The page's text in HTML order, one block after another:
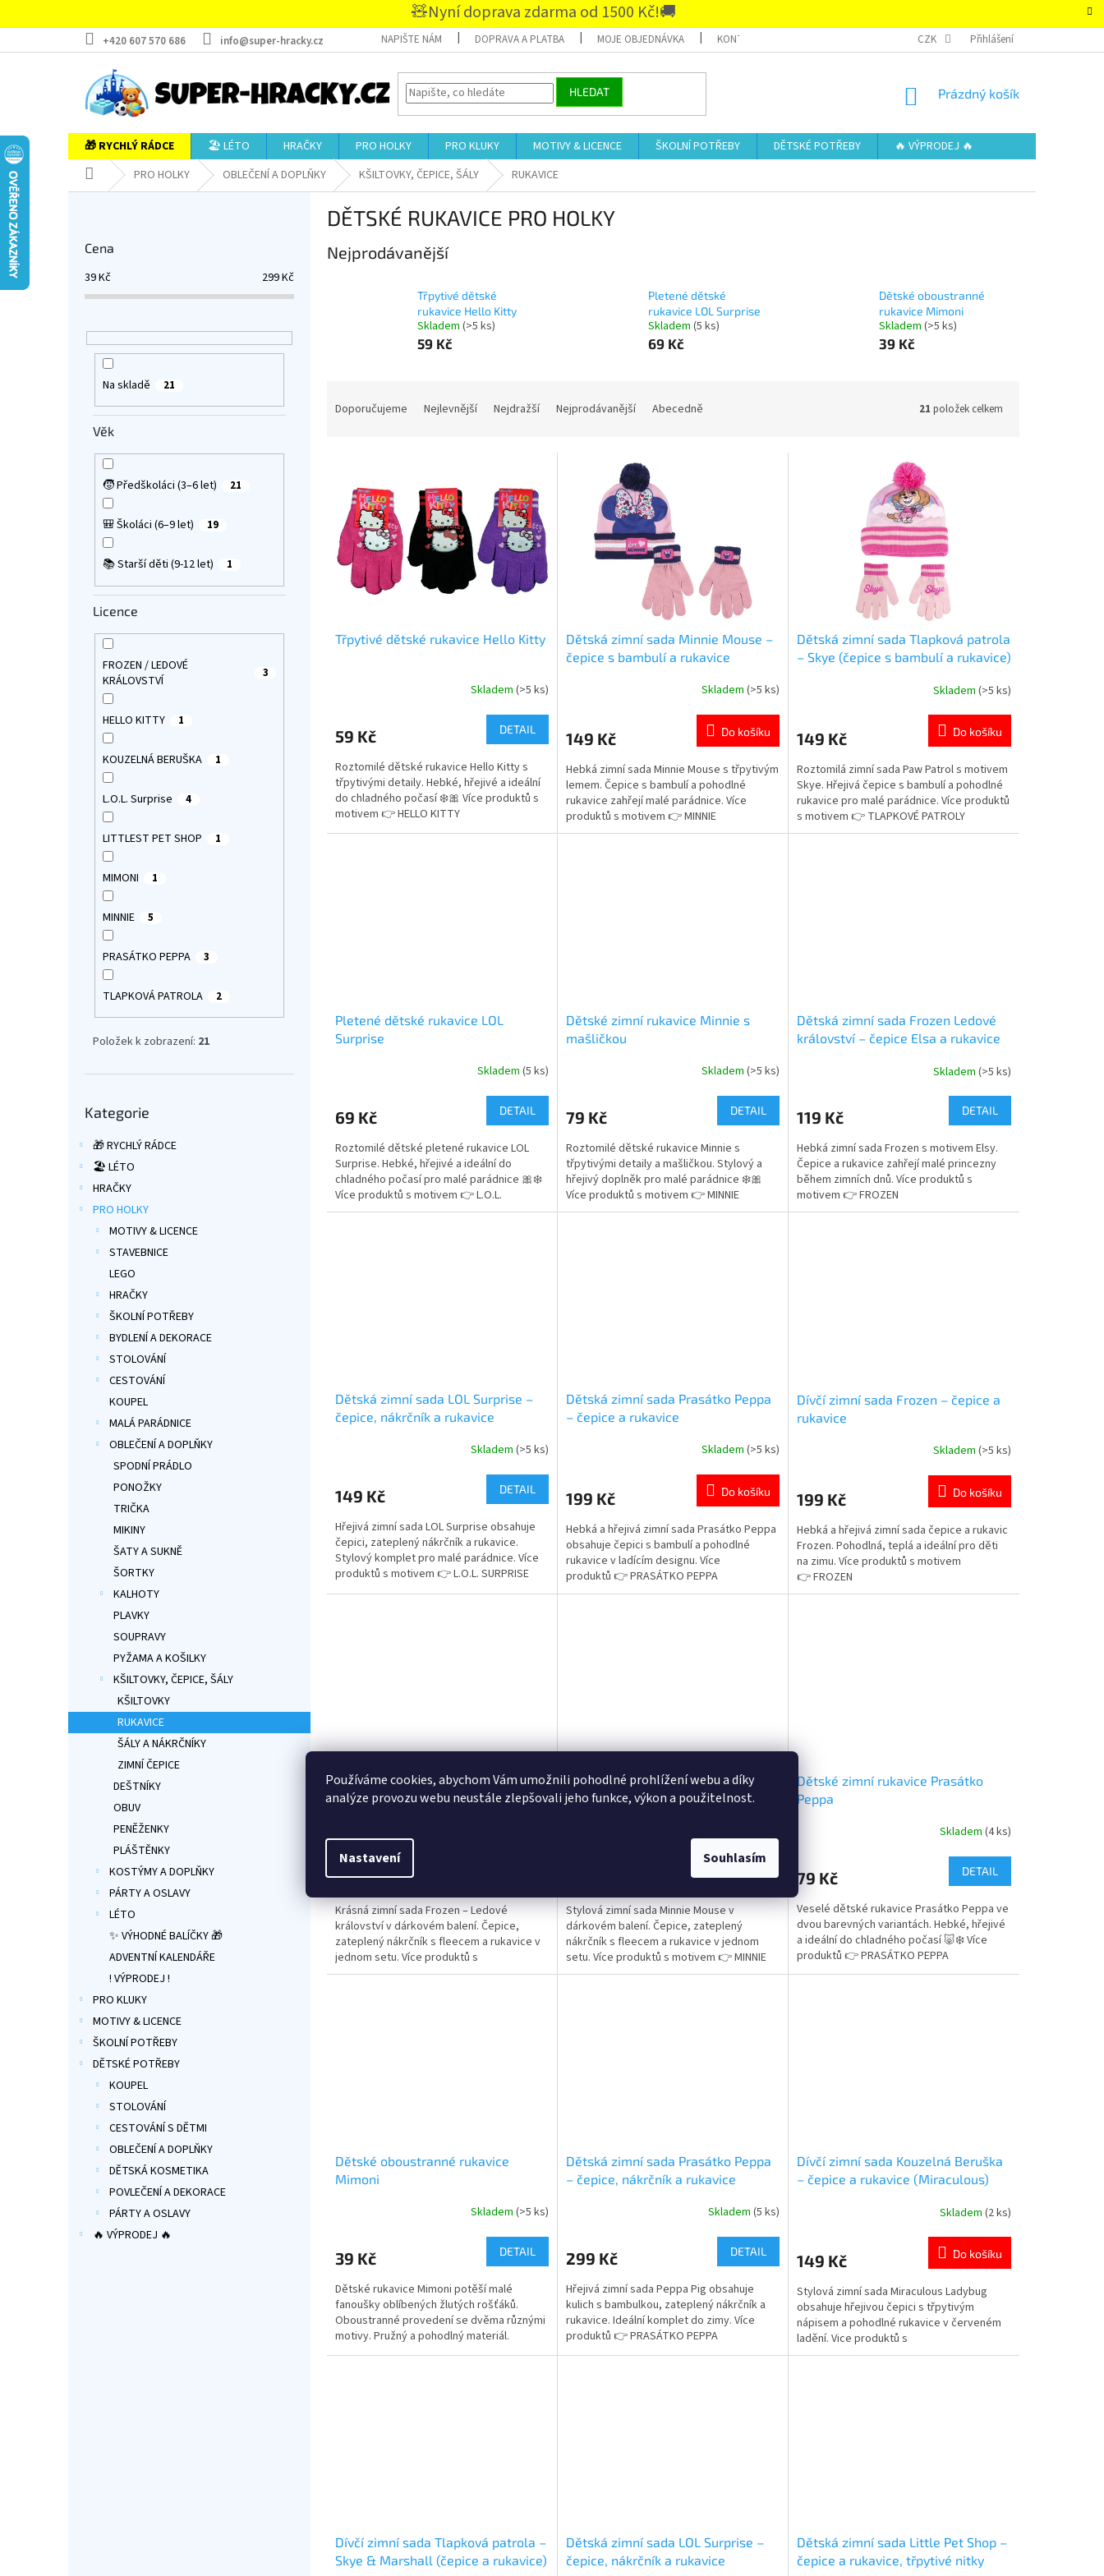
Používáme cookies, abychom Vám umožnili pohodlné prohlížení webu a díky
analýze provozu webu neustále zlepšovali jeho funkce, výkon a použitelnost.
Nastavení Souhlasím
🧸Nyní doprava zdarma od 1500 Kč!🚚
+420 607 570 686 info@super-hracky.cz NAPIŠTE NÁM DOPRAVA A PLATBA MOJE OBJEDNÁVKA KONTAKTY OBCHODNÍ PODMÍNKY – SUPER-HRACKY.CZ
CZK Přihlášení
HLEDAT
NÁKUPNÍ
Prázdný košík
🎁 RYCHLÝ RÁDCE 🏖️ LÉTO HRAČKY PRO HOLKY PRO KLUKY MOTIVY & LICENCE ŠKOLNÍ POTŘEBY DĚTSKÉ POTŘEBY
🔥 VÝPRODEJ 🔥
Domů PRO HOLKY OBLEČENÍ A DOPLŇKY KŠILTOVKY, ČEPICE, ŠÁLY RUKAVICE
Cena
39Kč 299Kč
Na skladě 21
Věk
🧒 Předškoláci (3–6 let) 21
🎒 Školáci (6–9 let) 19
📚 Starší děti (9-12 let) 1
Licence
FROZEN / LEDOVÉ
KRÁLOVSTVÍ
3
HELLO KITTY 1
KOUZELNÁ BERUŠKA 1
L.O.L. Surprise 4
LITTLEST PET SHOP 1
MIMONI 1
MINNIE 5
PRASÁTKO PEPPA 3
TLAPKOVÁ PATROLA 2
Položek k zobrazení: 21
kategorie
Kategorie
🎁 RYCHLÝ RÁDCE
🏖️ LÉTO
HRAČKY
PRO HOLKY
MOTIVY & LICENCE
STAVEBNICE
LEGO
HRAČKY
ŠKOLNÍ POTŘEBY
BYDLENÍ A DEKORACE
STOLOVÁNÍ
CESTOVÁNÍ
KOUPEL
MALÁ PARÁDNICE
OBLEČENÍ A DOPLŇKY
SPODNÍ PRÁDLO
PONOŽKY
TRIČKA
MIKINY
ŠATY A SUKNĚ
ŠORTKY
KALHOTY
PLAVKY
SOUPRAVY
PYŽAMA A KOŠILKY
KŠILTOVKY, ČEPICE, ŠÁLY
KŠILTOVKY
RUKAVICE
ŠÁLY A NÁKRČNÍKY
ZIMNÍ ČEPICE
DEŠTNÍKY
OBUV
PENĚŽENKY
PLÁŠTĚNKY
KOSTÝMY A DOPLŇKY
PÁRTY A OSLAVY
LÉTO
✨ VÝHODNÉ BALÍČKY 🎁
ADVENTNÍ KALENDÁŘE
! VÝPRODEJ !
PRO KLUKY
MOTIVY & LICENCE
ŠKOLNÍ POTŘEBY
DĚTSKÉ POTŘEBY
KOUPEL
STOLOVÁNÍ
CESTOVÁNÍ S DĚTMI
OBLEČENÍ A DOPLŇKY
DĚTSKÁ KOSMETIKA
POVLEČENÍ A DEKORACE
PÁRTY A OSLAVY
🔥 VÝPRODEJ 🔥
DĚTSKÉ RUKAVICE PRO HOLKY
Nejprodávanější
Třpytivé dětské
rukavice Hello Kitty
Skladem (>5 ks)
59 Kč
Pletené dětské
rukavice LOL Surprise
Skladem (5 ks)
69 Kč
Dětské oboustranné
rukavice Mimoni
Skladem (>5 ks)
39 Kč
Doporučujeme Nejlevnější Nejdražší Nejprodávanější Abecedně 21 položek celkem
Třpytivé dětské rukavice Hello Kitty
je
z
5
hvězdiček.
Skladem (>5 ks)
59 Kč DETAIL
Roztomilé dětské rukavice Hello Kitty s
třpytivými detaily. Hebké, hřejivé a ideální
do chladného počasí ❄️🎀 Více produktů s
motivem 👉 HELLO KITTY
Dětská zimní sada Minnie Mouse –
čepice s bambulí a rukavice
je
z
5
hvězdiček.
Skladem (>5 ks)
149 Kč Do košíku
Hebká zimní sada Minnie Mouse s třpytivým
lemem. Čepice s bambulí a pohodlné
rukavice zahřejí malé parádnice. Více
produktů s motivem 👉 MINNIE
Dětská zimní sada Tlapková patrola
– Skye (čepice s bambulí a rukavice)
je
z
5
hvězdiček.
Skladem (>5 ks)
149 Kč Do košíku
Roztomilá zimní sada Paw Patrol s motivem
Skye. Hřejivá čepice s bambulí a pohodlné
rukavice pro malé parádnice. Více produktů
s motivem 👉 TLAPKOVÉ PATROLY
Pletené dětské rukavice LOL
Surprise
je
z
5
hvězdiček.
Skladem (5 ks)
69 Kč DETAIL
Roztomilé dětské pletené rukavice LOL
Surprise. Hebké, hřejivé a ideální do
chladného počasí pro malé parádnice 🎀❄️
Více produktů s motivem 👉 L.O.L.
SURPRISE
Dětské zimní rukavice Minnie s
mašličkou
je
z
5
hvězdiček.
Skladem (>5 ks)
79 Kč DETAIL
Roztomilé dětské rukavice Minnie s
třpytivými detaily a mašličkou. Stylový a
hřejivý doplněk pro malé parádnice ❄️🎀
Více produktů s motivem 👉 MINNIE
Dětská zimní sada Frozen Ledové
království – čepice Elsa a rukavice
je
z
5
hvězdiček.
Skladem (>5 ks)
119 Kč DETAIL
Hebká zimní sada Frozen s motivem Elsy.
Čepice a rukavice zahřejí malé princezny
během zimních dnů. Více produktů s
motivem 👉 FROZEN
Dětská zimní sada LOL Surprise –
čepice, nákrčník a rukavice
je
z
5
hvězdiček.
Skladem (>5 ks)
149 Kč DETAIL
Hřejivá zimní sada LOL Surprise obsahuje
čepici, zateplený nákrčník a rukavice.
Stylový komplet pro malé parádnice. Více
produktů s motivem 👉 L.O.L. SURPRISE
Dětská zimní sada Prasátko Peppa
– čepice a rukavice
je
z
5
hvězdiček.
Skladem (>5 ks)
199 Kč Do košíku
Hebká a hřejivá zimní sada Prasátko Peppa
obsahuje čepici s bambulí a pohodlné
rukavice v ladícím designu. Více
produktů 👉 PRASÁTKO PEPPA
Dívčí zimní sada Frozen – čepice a
rukavice
je
z
5
hvězdiček.
Skladem (>5 ks)
199 Kč Do košíku
Hebká a hřejivá zimní sada čepice a rukavic
Frozen. Pohodlná, teplá a ideální pro děti
na zimu. Více produktů s motivem
👉 FROZEN
Dětská zimní sada Frozen – Ledové
království (čepice, nákrčník a
produktu
je
5,0
z
5
hvězdiček.
299 Kč
Krásná zimní sada Frozen – Ledové
království v dárkovém balení. Čepice,
zateplený nákrčník s fleecem a rukavice v
jednom setu. Více produktů s
motivem 👉 FROZEN
Dětská zimní sada Minnie Mouse –
čepice, nákrčník a rukavice
5,0
z
5
hvězdiček.
Stylová zimní sada Minnie Mouse v
dárkovém balení. Čepice, zateplený
nákrčník s fleecem a rukavice v jednom
setu. Více produktů s motivem 👉 MINNIE
Dětské zimní rukavice Prasátko
Peppa
je
5,0
z
5
hvězdiček.
Skladem (4 ks)
79 Kč DETAIL
Veselé dětské rukavice Prasátko Peppa ve
dvou barevných variantách. Hebké, hřejivé
a ideální do chladného počasí 🐷❄️ Více
produktů 👉 PRASÁTKO PEPPA
Dětské oboustranné rukavice
Mimoni
je
z
5
hvězdiček.
Skladem (>5 ks)
39 Kč DETAIL
Dětské rukavice Mimoni potěší malé
fanoušky oblíbených žlutých rošťáků.
Oboustranné provedení se dvěma různými
motivy. Pružný a pohodlný materiál.
Oficiální licence Mimoni. 👉 Více produktů
Dětská zimní sada Prasátko Peppa
– čepice, nákrčník a rukavice
je
z
5
hvězdiček.
Skladem (5 ks)
299 Kč DETAIL
Hřejivá zimní sada Peppa Pig obsahuje
kulich s bambulkou, zateplený nákrčník a
rukavice. Ideální komplet do zimy. Více
produktů 👉 PRASÁTKO PEPPA
Dívčí zimní sada Kouzelná Beruška
– čepice a rukavice (Miraculous)
je
z
5
hvězdiček.
Skladem (2 ks)
149 Kč Do košíku
Stylová zimní sada Miraculous Ladybug
obsahuje hřejivou čepici s třpytivým
nápisem a pohodlné rukavice v červeném
ladění. Vice produktů s
motivem 👉 KOUZELNÉ BERUŠKY
Dívčí zimní sada Tlapková patrola –
Skye & Marshall (čepice a rukavice)
Dětská zimní sada LOL Surprise –
čepice, nákrčník a rukavice
Dětská zimní sada Little Pet Shop –
čepice a rukavice, třpytivé nitky